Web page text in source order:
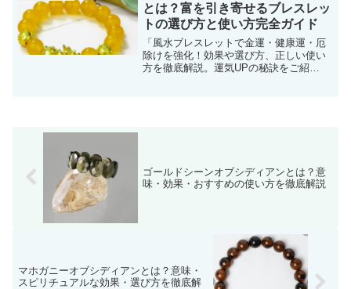
とは？富を引き寄せるブレスレッ
トの選び方と使い方完全ガイド
「風水ブレスレットで金運・健康運・厄
除けを強化！効果や選び方、正しい使い
方を徹底解説。運気UPの秘訣をご紹
ゴールドシーンオブシディアンとは？意
味・効果・おすすめの使い方を徹底解説
マホガニーオブシディアンとは？意味・
スピリチュアルな効果・選び方を徹底解